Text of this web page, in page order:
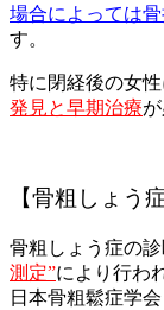
場合によっては
す。
特に閉経後の女
発見と早期治療
【骨粗しょう
骨粗しょう症の
測定”により行わ
日本骨粗鬆症学